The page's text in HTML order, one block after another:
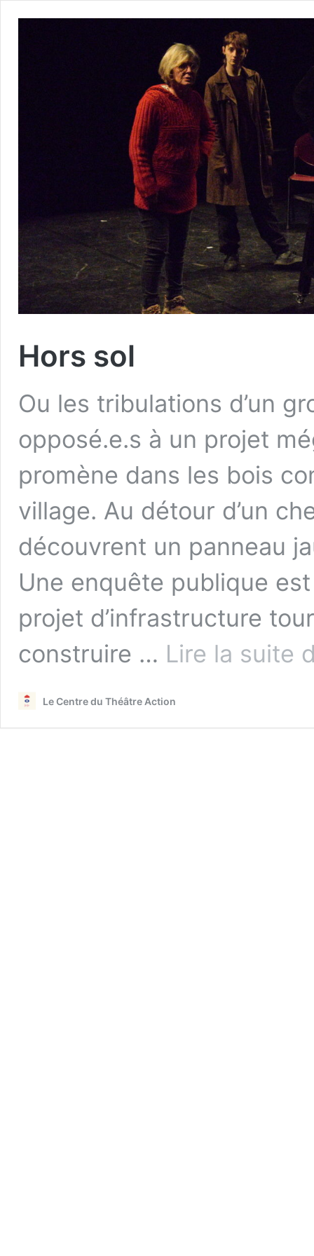
Hors sol
Ou les tribulations d’un
opposé.e.s à un projet
promène dans les bois
village. Au détour d’un
découvrent un panneau
Une enquête publique
projet d’infrastructure
construire … Lire la suite
Le Centre du Théâtre Action